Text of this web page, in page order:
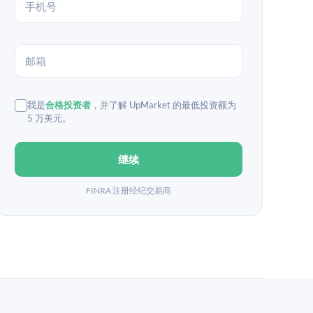
我是合格投资者 ，并了解 UpMarket 的最低投资额为
5 万美元。
继续
FINRA 注册经纪交易商